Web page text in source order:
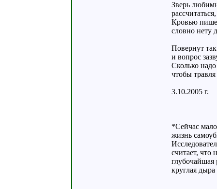
Зверь
Кровью
словно нету
Повернут
и вопрос
Сколько
чтобы
3.10.2005 г.
*Сейчас
жизнь
считает, что
глубочайшая
круглая